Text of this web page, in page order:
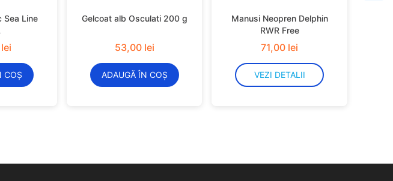
Sea Line
lei
COȘ
Gelcoat alb Osculati 200 g
53,00 lei
ADAUGĂ ÎN COȘ
Manusi Neopren Delphin
RWR Free
71,00 lei
VEZI DETALII